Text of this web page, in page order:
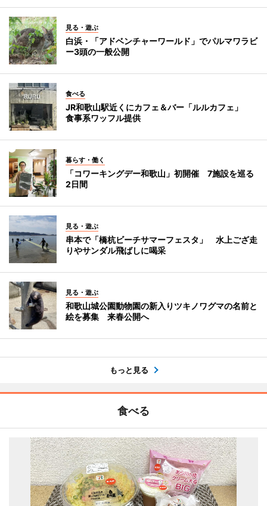
見る・遊ぶ
白浜・「アドベンチャーワールド」でパルマワラビ
ー3頭の一般公開
食べる
JR和歌山駅近くにカフェ＆バー「ルルカフェ」
食事系ワッフル提供
暮らす・働く
「コワーキングデー和歌山」初開催 7施設を巡る
2日間
見る・遊ぶ
串本で「橋杭ビーチサマーフェスタ」 水上ござ走
りやサンダル飛ばしに喝采
見る・遊ぶ
和歌山城公園動物園の新入りツキノワグマの名前と
絵を募集 来春公開へ
もっと見る
食べる